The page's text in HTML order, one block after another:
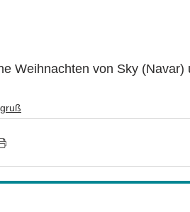
Weihnachten von Sky (Navar)